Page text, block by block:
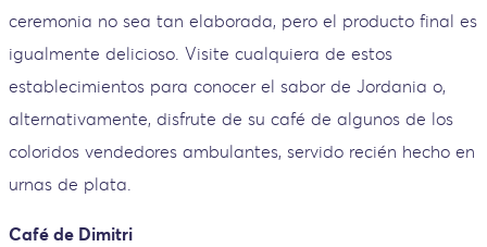
ceremonia no sea tan elaborada, pero el producto final es
igualmente delicioso. Visite cualquiera de estos
establecimientos para conocer el sabor de Jordania o,
alternativamente, disfrute de su café de algunos de los
coloridos vendedores ambulantes, servido recién hecho en
urnas de plata.
Café de Dimitri